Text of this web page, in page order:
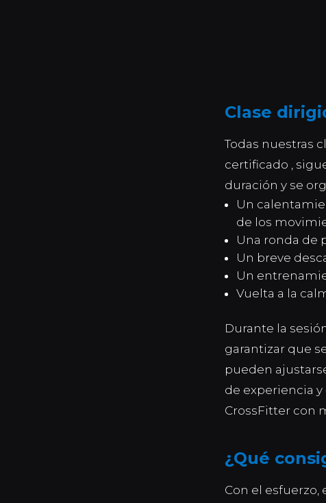
Clase
Todas nuestras
certificado ,
duración y se
Un
de los
Una ronda de
Un breve
Un
Vuelta a la
Durante la
garantizar que
pueden
de experiencia
CrossFitter con
¿Qué
Con el esfuerzo,